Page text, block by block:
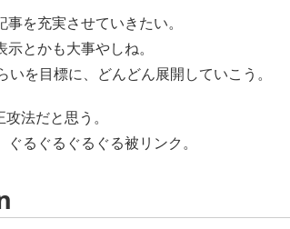
を充実させていきたい。
とかも大事やしね。
いを目標に、どんどん展開していこう。
法だと思う。
るぐるぐるぐる被リンク。